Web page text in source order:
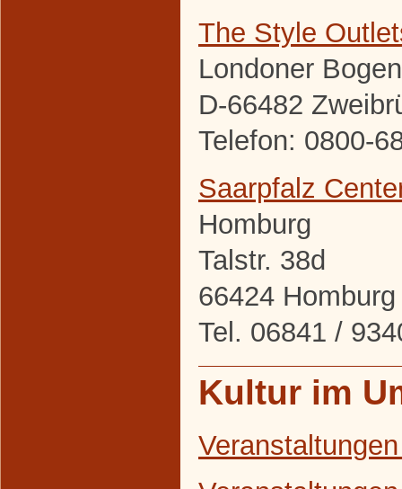
The Style
Londoner
D-66482
Telefon: 0800-
Saarpfalz
Homburg
Talstr. 38d
66424 Homburg
Tel. 06841 /
Kultur im